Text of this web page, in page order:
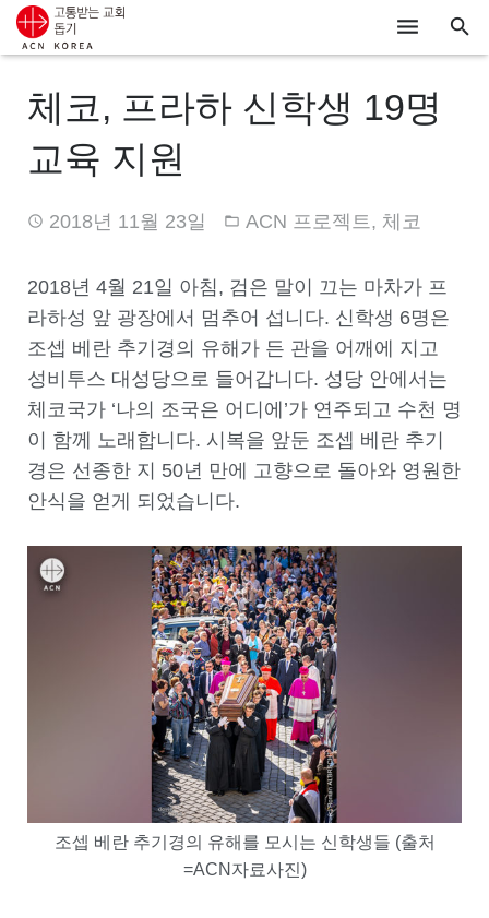
알리기
기도하기
시리아
우크라이나
행동하기
로그인
후원하기
체코, 프라하 신학생 19명
교육 지원
2018년 11월 23일 ACN 프로젝트, 체코
2018년 4월 21일 아침, 검은 말이 끄는 마차가 프
라하성 앞 광장에서 멈추어 섭니다. 신학생 6명은
조셉 베란 추기경의 유해가 든 관을 어깨에 지고
성비투스 대성당으로 들어갑니다. 성당 안에서는
체코국가 ‘나의 조국은 어디에’가 연주되고 수천 명
이 함께 노래합니다. 시복을 앞둔 조셉 베란 추기
경은 선종한 지 50년 만에 고향으로 돌아와 영원한
안식을 얻게 되었습니다.
조셉 베란 추기경의 유해를 모시는 신학생들 (출처
=ACN자료사진)